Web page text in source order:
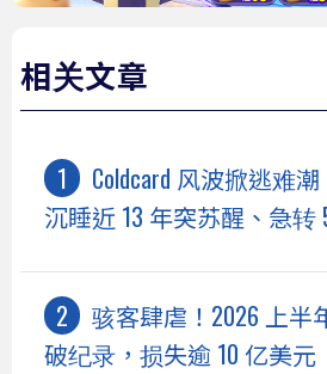
相关文章
Coldcard 风波掀逃难
沉睡近 13 年突苏醒、急转
骇客肆虐！2026 上半
破纪录，损失逾 10 亿美元